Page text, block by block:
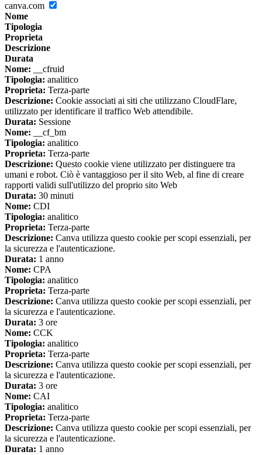
canva.com
Nome
Tipologia
Proprieta
Descrizione
Durata
Nome: __cfruid
Tipologia: analitico
Proprieta: Terza-parte
Descrizione: Cookie associati ai siti che utilizzano CloudFlare,
utilizzato per identificare il traffico Web attendibile.
Durata: Sessione
Nome: __cf_bm
Tipologia: analitico
Proprieta: Terza-parte
Descrizione: Questo cookie viene utilizzato per distinguere tra
umani e robot. Ciò è vantaggioso per il sito Web, al fine di creare
rapporti validi sull'utilizzo del proprio sito Web
Durata: 30 minuti
Nome: CDI
Tipologia: analitico
Proprieta: Terza-parte
Descrizione: Canva utilizza questo cookie per scopi essenziali, per
la sicurezza e l'autenticazione.
Durata: 1 anno
Nome: CPA
Tipologia: analitico
Proprieta: Terza-parte
Descrizione: Canva utilizza questo cookie per scopi essenziali, per
la sicurezza e l'autenticazione.
Durata: 3 ore
Nome: CCK
Tipologia: analitico
Proprieta: Terza-parte
Descrizione: Canva utilizza questo cookie per scopi essenziali, per
la sicurezza e l'autenticazione.
Durata: 3 ore
Nome: CAI
Tipologia: analitico
Proprieta: Terza-parte
Descrizione: Canva utilizza questo cookie per scopi essenziali, per
la sicurezza e l'autenticazione.
Durata: 1 anno